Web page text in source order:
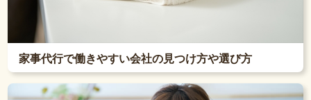
家事代行で働きやすい会社の見つけ方や選び方